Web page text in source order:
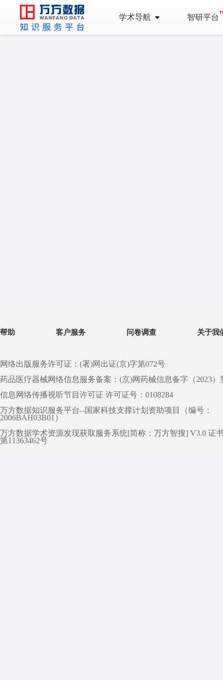
学术导航 智研平台
帮助 客户服务 问卷调查 关于我
网络出版服务许可证：(署)网出证(京)字第072号
药品医疗器械网络信息服务备案：(京)网药械信息备字（2023）
信息网络传播视听节目许可证 许可证号：0108284
万方数据知识服务平台--国家科技支撑计划资助项目（编号：
2006BAH03B01）
万方数据学术资源发现获取服务系统[简称：万方智搜] V3.0 证
第11363462号